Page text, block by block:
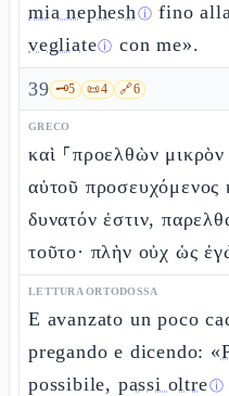
mia nepheshⓘ fino
vegliateⓘ con me».
39 🗝️5 📜4 🔗6
GRECO
καὶ ⸀προελθὼν
αὐτοῦ προσευχόμενος
δυνατόν ἐστιν,
τοῦτο· πλὴν οὐχ ὡς
LETTURA ORTODOSSA
E avanzato un poco
pregando e dicendo: «
possibile, passi oltreⓘ